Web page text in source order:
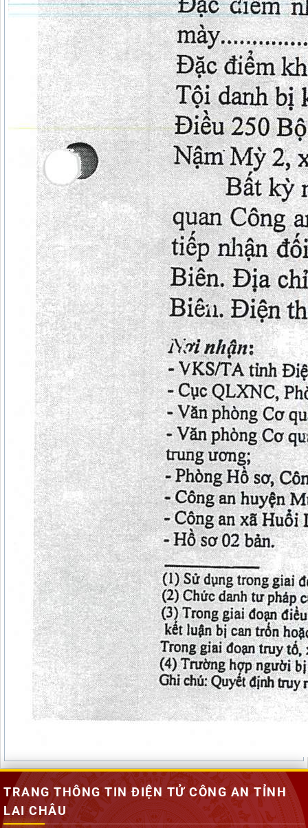
TRANG THÔNG TIN ĐIỆN TỬ CÔNG AN TỈNH
LAI CHÂU